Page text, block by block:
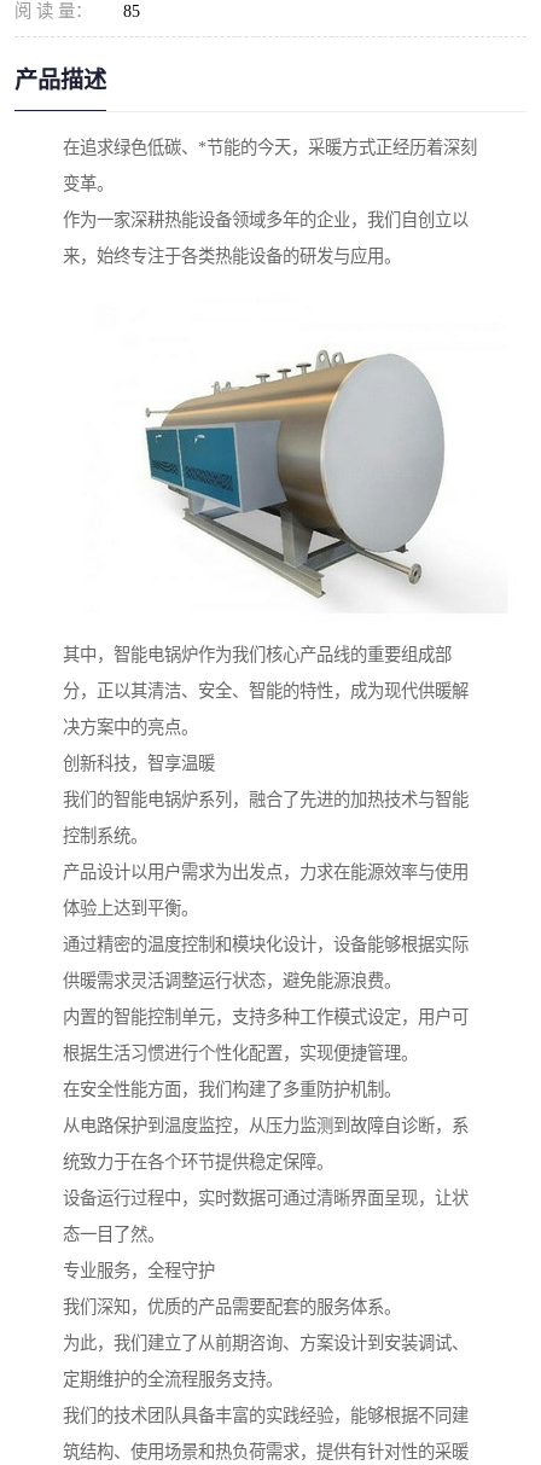
阅 读 量： 85
产品描述
在追求绿色低碳、*节能的今天，采暖方式正经历着深刻
变革。
作为一家深耕热能设备领域多年的企业，我们自创立以
来，始终专注于各类热能设备的研发与应用。
其中，智能电锅炉作为我们核心产品线的重要组成部
分，正以其清洁、安全、智能的特性，成为现代供暖解
决方案中的亮点。
创新科技，智享温暖
我们的智能电锅炉系列，融合了先进的加热技术与智能
控制系统。
产品设计以用户需求为出发点，力求在能源效率与使用
体验上达到平衡。
通过精密的温度控制和模块化设计，设备能够根据实际
供暖需求灵活调整运行状态，避免能源浪费。
内置的智能控制单元，支持多种工作模式设定，用户可
根据生活习惯进行个性化配置，实现便捷管理。
在安全性能方面，我们构建了多重防护机制。
从电路保护到温度监控，从压力监测到故障自诊断，系
统致力于在各个环节提供稳定保障。
设备运行过程中，实时数据可通过清晰界面呈现，让状
态一目了然。
专业服务，全程守护
我们深知，优质的产品需要配套的服务体系。
为此，我们建立了从前期咨询、方案设计到安装调试、
定期维护的全流程服务支持。
我们的技术团队具备丰富的实践经验，能够根据不同建
筑结构、使用场景和热负荷需求，提供有针对性的采暖